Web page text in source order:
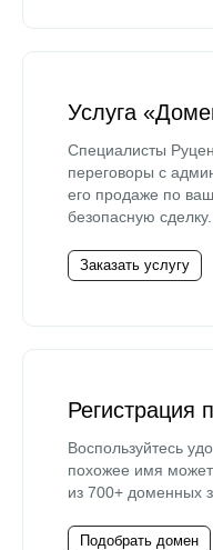
Услуга
Специалисты
переговоры с
его продаже по
безопасную сделку.
Заказать услугу
Регистрация
Воспользуйтесь
похожее имя
из 700+ доменных
Подобрать домен